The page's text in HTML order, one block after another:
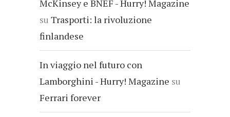
McKinsey e BNEF - Hurry! Magazine
su Trasporti: la rivoluzione
finlandese
In viaggio nel futuro con
Lamborghini - Hurry! Magazine su
Ferrari forever